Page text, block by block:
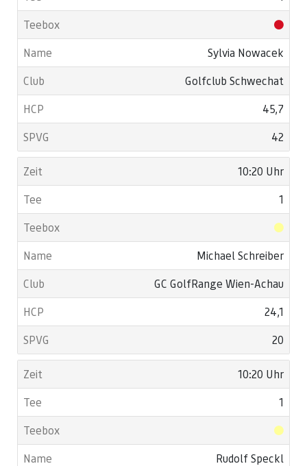
Sylvia Nowacek
Golfclub Schwechat
45,7
42
10:20 Uhr
1
Michael Schreiber
GC GolfRange Wien-Achau
24,1
20
10:20 Uhr
1
Rudolf Speckl